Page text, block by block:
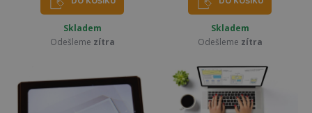
Skladem
Odešleme zítra
Skladem
Odešleme zítra